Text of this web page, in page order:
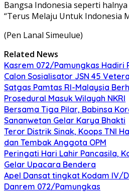
Bangsa Indonesia seperti halnya
“Terus Melaju Untuk Indonesia
(Pen Lanal Simeulue)
Related News
Kasrem 072/Pamungkas Hadiri
Calon Sosialisator JSN 45
Satgas Pamtas RI-Malaysia
Prosedural Masuk Wilayah NKRI
Bersama Tiga Pilar, Babinsa
Sananwetan Gelar Karya Bhakti
Teror Distrik Sinak, Koops TNI
dan Tembak Anggota OPM
Peringati Hari Lahir Pancasila,
Gelar Upacara Bendera
Apel Dansat tingkat Kodam lV/
Danrem 072/Pamungkas